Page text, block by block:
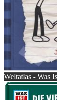
Weltatlas - Was